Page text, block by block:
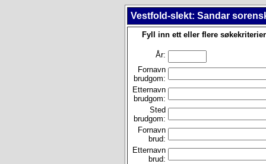
Vestfold-slekt: Sandar
Fyll inn ett eller flere
År:
Fornavn
brudgom:
Etternavn
brudgom:
Sted
brudgom:
Fornavn
brud:
Etternavn
brud: